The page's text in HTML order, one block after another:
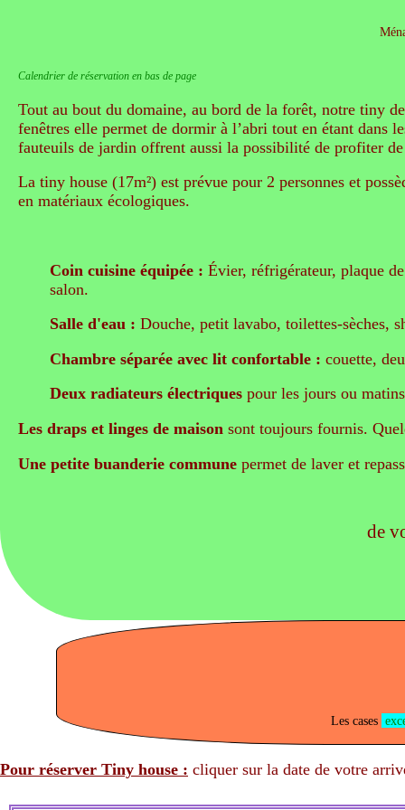
Calendrier de réservation en bas de page
Tout au bout du domaine, au bord de la forêt, notre tiny
fenêtres elle permet de dormir à l’abri tout en étant dans
fauteuils de jardin offrent aussi la possibilité de profiter
La tiny house (17m²) est prévue pour 2 personnes et
en matériaux écologiques.
Coin cuisine équipée : Évier, réfrigérateur, plaque
salon.
Salle d'eau : Douche, petit lavabo, toilettes-sèches,
Chambre séparée avec lit confortable : couette,
Deux radiateurs électriques pour les jours ou
Les draps et linges de maison sont toujours fournis.
Une petite buanderie commune permet de laver et
de
Les cases
Pour réserver Tiny house : cliquer sur la date de votre